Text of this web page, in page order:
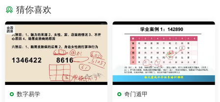
猜你喜欢
数字易学 奇门遁甲